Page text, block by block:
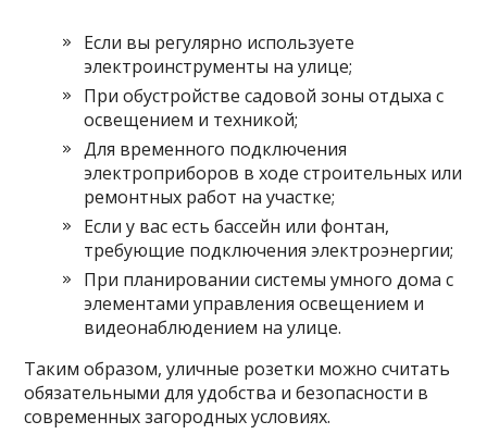
Если вы регулярно используете
электроинструменты на улице;
При обустройстве садовой зоны отдыха с
освещением и техникой;
Для временного подключения
электроприборов в ходе строительных или
ремонтных работ на участке;
Если у вас есть бассейн или фонтан,
требующие подключения электроэнергии;
При планировании системы умного дома с
элементами управления освещением и
видеонаблюдением на улице.
Таким образом, уличные розетки можно считать
обязательными для удобства и безопасности в
современных загородных условиях.